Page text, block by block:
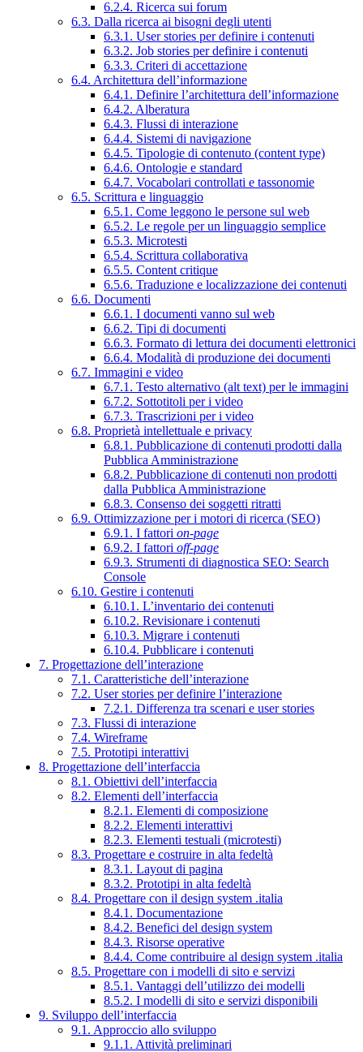
6.2.4. Ricerca sui forum
6.3. Dalla ricerca ai bisogni degli utenti
6.3.1. User stories per definire i contenuti
6.3.2. Job stories per definire i contenuti
6.3.3. Criteri di accettazione
6.4. Architettura dell’informazione
6.4.1. Definire l’architettura dell’informazione
6.4.2. Alberatura
6.4.3. Flussi di interazione
6.4.4. Sistemi di navigazione
6.4.5. Tipologie di contenuto (content type)
6.4.6. Ontologie e standard
6.4.7. Vocabolari controllati e tassonomie
6.5. Scrittura e linguaggio
6.5.1. Come leggono le persone sul web
6.5.2. Le regole per un linguaggio semplice
6.5.3. Microtesti
6.5.4. Scrittura collaborativa
6.5.5. Content critique
6.5.6. Traduzione e localizzazione dei contenuti
6.6. Documenti
6.6.1. I documenti vanno sul web
6.6.2. Tipi di documenti
6.6.3. Formato di lettura dei documenti elettronici
6.6.4. Modalità di produzione dei documenti
6.7. Immagini e video
6.7.1. Testo alternativo (alt text) per le immagini
6.7.2. Sottotitoli per i video
6.7.3. Trascrizioni per i video
6.8. Proprietà intellettuale e privacy
6.8.1. Pubblicazione di contenuti prodotti dalla
Pubblica Amministrazione
6.8.2. Pubblicazione di contenuti non prodotti
dalla Pubblica Amministrazione
6.8.3. Consenso dei soggetti ritratti
6.9. Ottimizzazione per i motori di ricerca (SEO)
6.9.1. I fattori on-page
6.9.2. I fattori off-page
6.9.3. Strumenti di diagnostica SEO: Search
Console
6.10. Gestire i contenuti
6.10.1. L’inventario dei contenuti
6.10.2. Revisionare i contenuti
6.10.3. Migrare i contenuti
6.10.4. Pubblicare i contenuti
7. Progettazione dell’interazione
7.1. Caratteristiche dell’interazione
7.2. User stories per definire l’interazione
7.2.1. Differenza tra scenari e user stories
7.3. Flussi di interazione
7.4. Wireframe
7.5. Prototipi interattivi
8. Progettazione dell’interfaccia
8.1. Obiettivi dell’interfaccia
8.2. Elementi dell’interfaccia
8.2.1. Elementi di composizione
8.2.2. Elementi interattivi
8.2.3. Elementi testuali (microtesti)
8.3. Progettare e costruire in alta fedeltà
8.3.1. Layout di pagina
8.3.2. Prototipi in alta fedeltà
8.4. Progettare con il design system .italia
8.4.1. Documentazione
8.4.2. Benefici del design system
8.4.3. Risorse operative
8.4.4. Come contribuire al design system .italia
8.5. Progettare con i modelli di sito e servizi
8.5.1. Vantaggi dell’utilizzo dei modelli
8.5.2. I modelli di sito e servizi disponibili
9. Sviluppo dell’interfaccia
9.1. Approccio allo sviluppo
9.1.1. Attività preliminari